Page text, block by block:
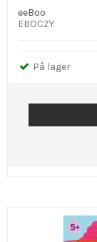
eeBoo
EBOCZY
På lager